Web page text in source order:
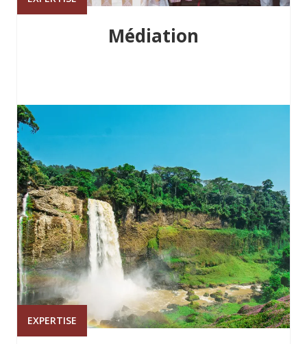
Médiation
EXPERTISE